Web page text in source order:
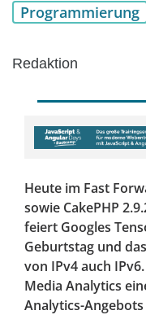
Programmierung
Redaktion
Heute im Fast
sowie CakePHP
feiert Googles
Geburtstag und
von IPv4 auch
Media Analytics
Analytics-